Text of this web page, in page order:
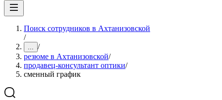
Поиск сотрудников в Ахтанизовской
/
... /
резюме в Ахтанизовской/
продавец-консультант оптики/
сменный график